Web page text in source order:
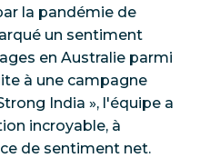
la pandémie de
un sentiment
en Australie parmi
à une campagne
India », l'équipe a
incroyable, à
de sentiment net.